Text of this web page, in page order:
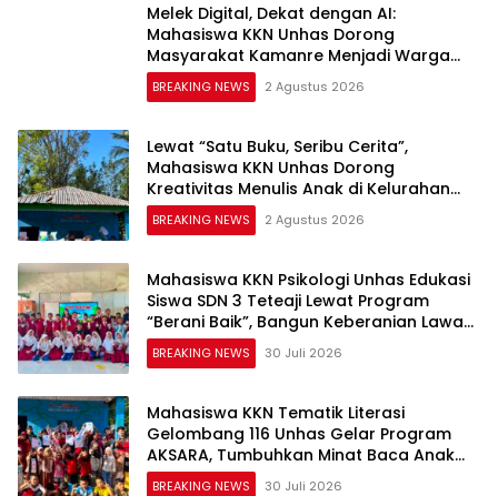
Melek Digital, Dekat dengan AI:
Mahasiswa KKN Unhas Dorong
Masyarakat Kamanre Menjadi Warga
Digital yang Cerdas dan Adaptif
BREAKING NEWS 2 Agustus 2026
Lewat “Satu Buku, Seribu Cerita”,
Mahasiswa KKN Unhas Dorong
Kreativitas Menulis Anak di Kelurahan
Tolo
BREAKING NEWS 2 Agustus 2026
Mahasiswa KKN Psikologi Unhas Edukasi
Siswa SDN 3 Teteaji Lewat Program
“Berani Baik”, Bangun Keberanian Lawan
Bullying
BREAKING NEWS 30 Juli 2026
Mahasiswa KKN Tematik Literasi
Gelombang 116 Unhas Gelar Program
AKSARA, Tumbuhkan Minat Baca Anak
Melalui Membaca Nyaring
BREAKING NEWS 30 Juli 2026